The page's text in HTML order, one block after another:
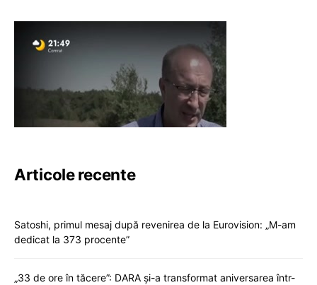
Articole recente
Satoshi, primul mesaj după revenirea de la Eurovision: „M-am
dedicat la 373 procente”
„33 de ore în tăcere”: DARA și-a transformat aniversarea într-